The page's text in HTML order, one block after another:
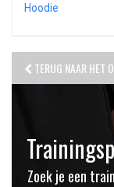
Hoodie
TERUG NAAR HET
Zoek je een